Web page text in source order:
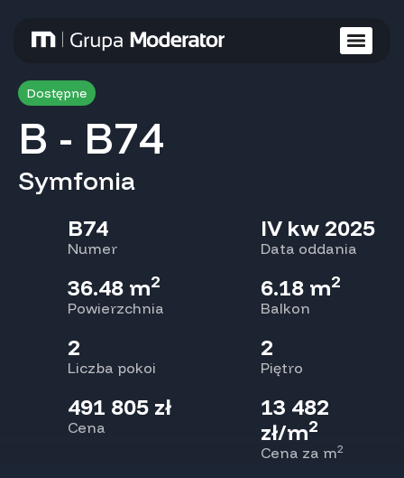
Dostępne
B - B74
Symfonia
B74
Numer
IV kw 2025
Data oddania
36.48 m2
Powierzchnia
6.18 m2
Balkon
2
Liczba pokoi
2
Piętro
491 805 zł
Cena
13 482
zł/m2
Cena za m2